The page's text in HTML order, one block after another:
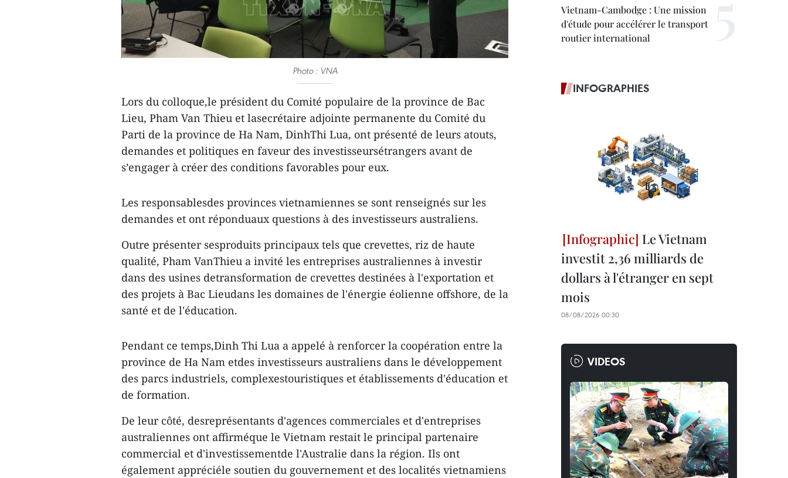
Photo : VNA
Lors du colloque,le président du Comité populaire de la province de Bac
Lieu, Pham Van Thieu et lasecrétaire adjointe permanente du Comité du
Parti de la province de Ha Nam, DinhThi Lua, ont présenté de leurs atouts,
demandes et politiques en faveur des investisseursétrangers avant de
s’engager à créer des conditions favorables pour eux.
Les responsablesdes provinces vietnamiennes se sont renseignés sur les
demandes et ont réponduaux questions à des investisseurs australiens.
Outre présenter sesproduits principaux tels que crevettes, riz de haute
qualité, Pham VanThieu a invité les entreprises australiennes à investir
dans des usines detransformation de crevettes destinées à l'exportation et
des projets à Bac Lieudans les domaines de l'énergie éolienne offshore, de la
santé et de l'éducation.
Pendant ce temps,Dinh Thi Lua a appelé à renforcer la coopération entre la
province de Ha Nam etdes investisseurs australiens dans le développement
des parcs industriels, complexestouristiques et établissements d'éducation et
de formation.
De leur côté, desreprésentants d'agences commerciales et d'entreprises
australiennes ont affirméque le Vietnam restait le principal partenaire
commercial et d'investissementde l'Australie dans la région. Ils ont
également appréciéle soutien du gouvernement et des localités vietnamiens
Vietnam-Cambodge : Une mission
d'étude pour accélérer le transport
routier international
INFOGRAPHIES
Le Vietnam
investit 2,36 milliards de
dollars à l'étranger en sept
mois
08/08/2026 00:30
VIDEOS